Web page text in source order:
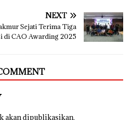
NEXT
Sejati Terima Tiga
di CAO Awarding 2025
akan dipublikasikan.